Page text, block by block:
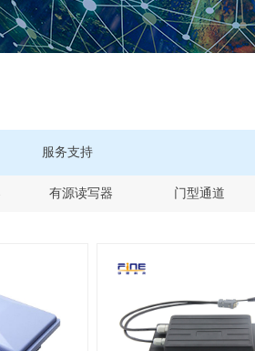
有源读写器 门型通道
服务支持